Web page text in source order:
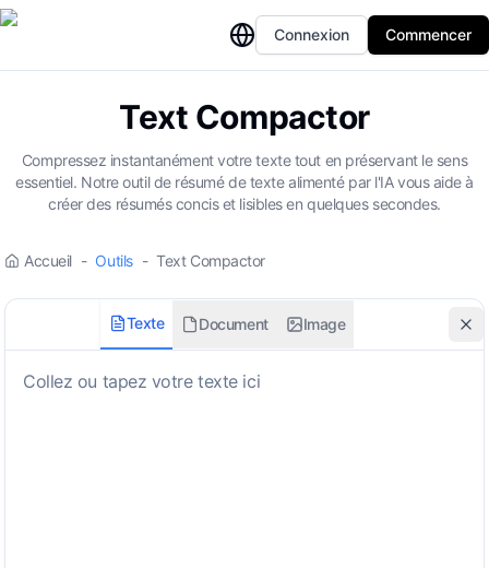
Connexion Commencer
Text Compactor
Compressez instantanément votre texte tout en préservant le sens
essentiel. Notre outil de résumé de texte alimenté par l'IA vous aide à
créer des résumés concis et lisibles en quelques secondes.
Accueil - Outils - Text Compactor
Texte Document Image